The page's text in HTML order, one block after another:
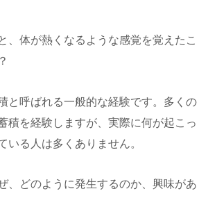
、体が熱くなるような感覚を覚えたこ
と呼ばれる一般的な経験です。多くの
積を経験しますが、実際に何が起こっ
いる人は多くありません。
、どのように発生するのか、興味があ